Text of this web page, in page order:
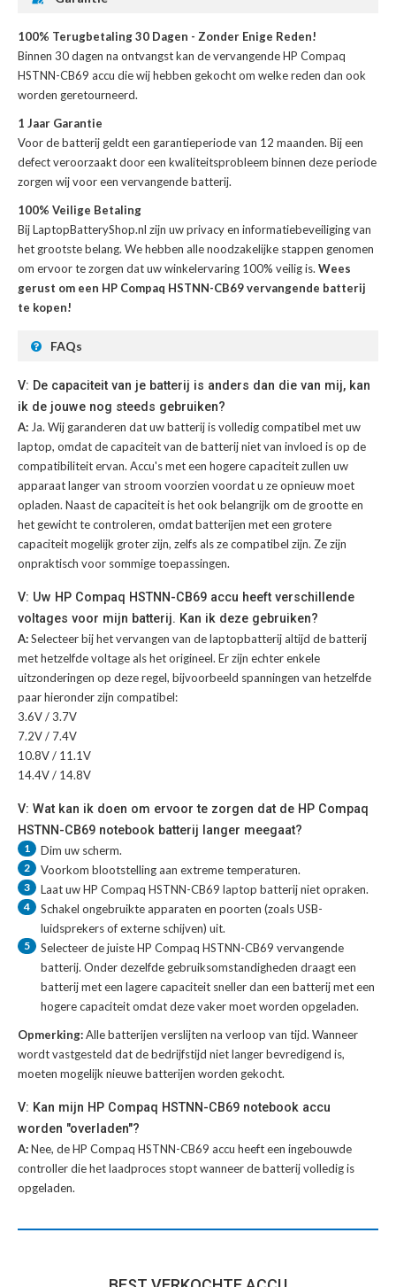
100% Terugbetaling 30 Dagen - Zonder Enige Reden!
Binnen 30 dagen na ontvangst kan devervangende HP Compaq
HSTNN-CB69 accu die wij hebben gekocht om welke reden dan ook
worden geretourneerd.
1 Jaar Garantie
Voor debatterij geldt een garantieperiode van 12 maanden. Bij een
defect veroorzaakt door een kwaliteitsprobleem binnen deze periode
zorgen wij voor een vervangende batterij.
100% Veilige Betaling
Bij LaptopBatteryShop.nl zijn uw privacy en informatiebeveiliging van
het grootste belang. We hebben alle noodzakelijke stappen genomen
om ervoor te zorgen dat uw winkelervaring 100% veilig is. Wees
gerust om een HP Compaq HSTNN-CB69 vervangende batterij
te kopen!
FAQs
V: De capaciteit van je batterij is anders dan die van mij, kan
ik de jouwe nog steeds gebruiken?
A: Ja. Wij garanderen dat uw batterij is volledig compatibel met uw
laptop, omdat de capaciteit van de batterij niet van invloed is op de
compatibiliteit ervan. Accu's met een hogere capaciteit zullen uw
apparaat langer van stroom voorzien voordat u ze opnieuw moet
opladen. Naast de capaciteit is het ook belangrijk om de grootte en
het gewicht te controleren, omdat batterijen met een grotere
capaciteit mogelijk groter zijn, zelfs als ze compatibel zijn. Ze zijn
onpraktisch voor sommige toepassingen.
V: Uw HP Compaq HSTNN-CB69 accu heeft verschillende
voltages voor mijn batterij. Kan ik deze gebruiken?
A:Selecteer bij het vervangen van de laptopbatterij altijd de batterij
met hetzelfde voltage als het origineel. Er zijn echter enkele
uitzonderingen op deze regel, bijvoorbeeld spanningen van hetzelfde
paar hieronder zijn compatibel:
3.6V / 3.7V
7.2V / 7.4V
10.8V / 11.1V
14.4V / 14.8V
V: Wat kan ik doen om ervoor te zorgen dat de HP Compaq
HSTNN-CB69 notebook batterij langer meegaat?
1 Dim uw scherm.
2 Voorkom blootstelling aan extreme temperaturen.
3 Laat uwHP Compaq HSTNN-CB69 laptop batterijniet opraken.
4
Schakel ongebruikte apparaten en poorten (zoals USB-
luidsprekers of externe schijven) uit.
5 Selecteer de juisteHP Compaq HSTNN-CB69 vervangende
batterij. Onder dezelfde gebruiksomstandigheden draagt een
batterij met een lagere capaciteit sneller dan een batterij met een
hogere capaciteit omdat deze vaker moet worden opgeladen.
Opmerking:Alle batterijen verslijten na verloop van tijd. Wanneer
wordt vastgesteld dat de bedrijfstijd niet langer bevredigend is,
moeten mogelijk nieuwe batterijen worden gekocht.
V: Kan mijn HP Compaq HSTNN-CB69 notebook accu
worden "overladen"?
A:Nee, de HP Compaq HSTNN-CB69 accu heeft een ingebouwde
controller die het laadproces stopt wanneer de batterij volledig is
opgeladen.